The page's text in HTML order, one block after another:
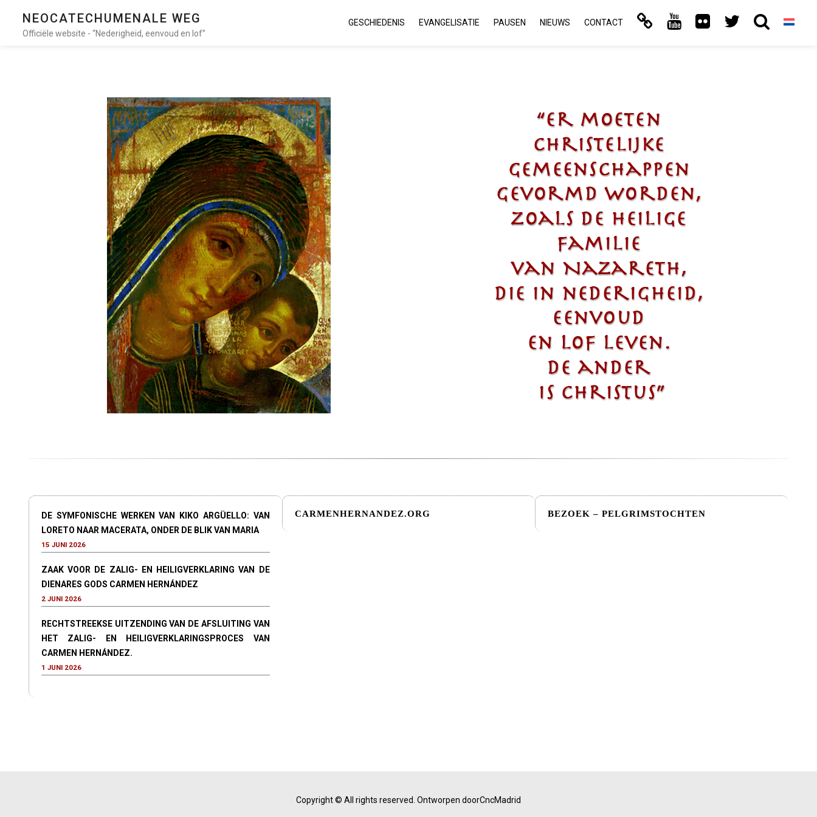
NEOCATECHUMENALE WEG
Officiële website - “Nederigheid, eenvoud en lof”
GESCHIEDENIS EVANGELISATIE PAUSEN NIEUWS CONTACT
DE SYMFONISCHE WERKEN VAN KIKO ARGÜELLO: VAN
LORETO NAAR MACERATA, ONDER DE BLIK VAN MARIA
15 JUNI 2026
ZAAK VOOR DE ZALIG- EN HEILIGVERKLARING VAN DE
DIENARES GODS CARMEN HERNÁNDEZ
2 JUNI 2026
RECHTSTREEKSE UITZENDING VAN DE AFSLUITING VAN
HET ZALIG- EN HEILIGVERKLARINGSPROCES VAN
CARMEN HERNÁNDEZ.
1 JUNI 2026
CARMENHERNANDEZ.ORG BEZOEK – PELGRIMSTOCHTEN
Copyright © All rights reserved. Ontworpen doorCncMadrid